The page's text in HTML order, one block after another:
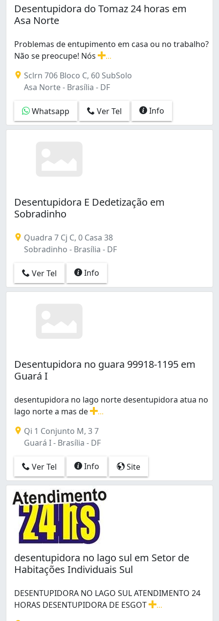
Desentupidora do Tomaz 24 horas em
Asa Norte
Problemas de entupimento em casa ou no trabalho?
Não se preocupe! Nós
Sclrn 706 Bloco C, 60 SubSolo
Asa Norte - Brasília - DF
Whatsapp Ver Tel Info
Desentupidora E Dedetização em
Sobradinho
Quadra 7 Cj C, 0 Casa 38
Sobradinho - Brasília - DF
Ver Tel Info
Desentupidora no guara 99918-1195 em
Guará I
desentupidora no lago norte desentupidora atua no
lago norte a mas de
Qi 1 Conjunto M, 3 7
Guará I - Brasília - DF
Ver Tel Info Site
desentupidora no lago sul em Setor de
Habitações Individuais Sul
DESENTUPIDORA NO LAGO SUL ATENDIMENTO 24
HORAS DESENTUPIDORA DE ESGOT